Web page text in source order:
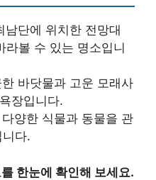
남단에 위치한 전망대
라볼 수 있는 명소입니
바닷물과 고운 모래사
장입니다.
다양한 식물과 동물을 관
다.
한눈에 확인해 보세요.